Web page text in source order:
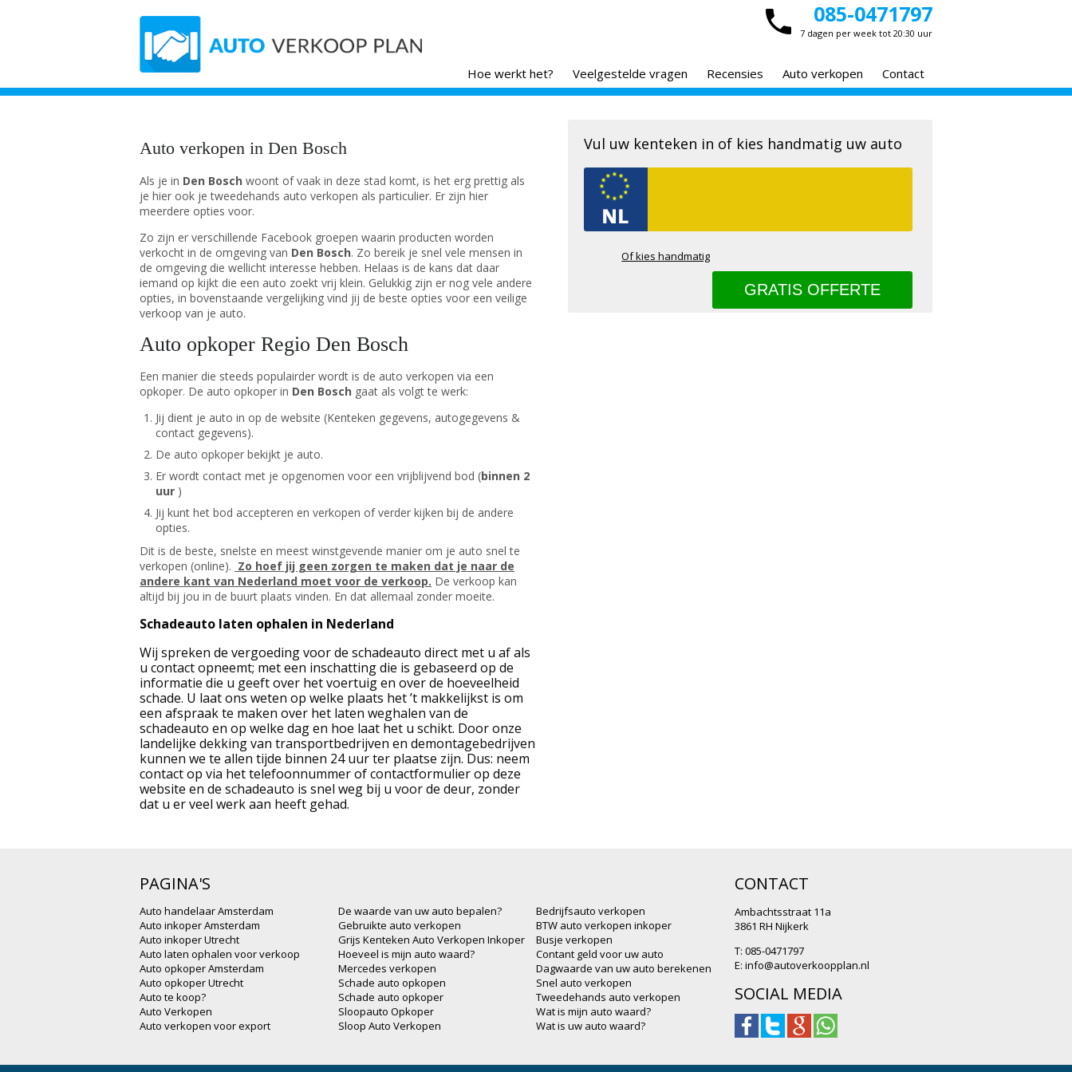
085-0471797
7 dagen per week tot 20:30 uur
Hoe werkt het? Veelgestelde vragen Recensies Auto verkopen Contact
Auto verkopen in Den Bosch
Als je in Den Bosch woont of vaak in deze stad komt, is het erg prettig als
je hier ook je tweedehands auto verkopen als particulier. Er zijn hier
meerdere opties voor.
Zo zijn er verschillende Facebook groepen waarin producten worden
verkocht in de omgeving van Den Bosch. Zo bereik je snel vele mensen in
de omgeving die wellicht interesse hebben. Helaas is de kans dat daar
iemand op kijkt die een auto zoekt vrij klein. Gelukkig zijn er nog vele andere
opties, in bovenstaande vergelijking vind jij de beste opties voor een veilige
verkoop van je auto.
Auto opkoper Regio Den Bosch
Een manier die steeds populairder wordt is de auto verkopen via een
opkoper. De auto opkoper in Den Bosch gaat als volgt te werk:
Jij dient je auto in op de website (Kenteken gegevens, autogegevens &
contact gegevens).
De auto opkoper bekijkt je auto.
Er wordt contact met je opgenomen voor een vrijblijvend bod (binnen 2
uur )
Jij kunt het bod accepteren en verkopen of verder kijken bij de andere
opties.
Dit is de beste, snelste en meest winstgevende manier om je auto snel te
verkopen (online). Zo hoef jij geen zorgen te maken dat je naar de
andere kant van Nederland moet voor de verkoop. De verkoop kan
altijd bij jou in de buurt plaats vinden. En dat allemaal zonder moeite.
Schadeauto laten ophalen in Nederland
Wij spreken de vergoeding voor de schadeauto direct met u af als
u contact opneemt; met een inschatting die is gebaseerd op de
informatie die u geeft over het voertuig en over de hoeveelheid
schade. U laat ons weten op welke plaats het ’t makkelijkst is om
een afspraak te maken over het laten weghalen van de
schadeauto en op welke dag en hoe laat het u schikt. Door onze
landelijke dekking van transportbedrijven en demontagebedrijven
kunnen we te allen tijde binnen 24 uur ter plaatse zijn. Dus: neem
contact op via het telefoonnummer of contactformulier op deze
website en de schadeauto is snel weg bij u voor de deur, zonder
dat u er veel werk aan heeft gehad.
Vul uw kenteken in of kies handmatig uw auto
Of kies handmatig
PAGINA'S
Auto handelaar Amsterdam
Auto inkoper Amsterdam
Auto inkoper Utrecht
Auto laten ophalen voor verkoop
Auto opkoper Amsterdam
Auto opkoper Utrecht
Auto te koop?
Auto Verkopen
Auto verkopen voor export
De waarde van uw auto bepalen?
Gebruikte auto verkopen
Grijs Kenteken Auto Verkopen Inkoper
Hoeveel is mijn auto waard?
Mercedes verkopen
Schade auto opkopen
Schade auto opkoper
Sloopauto Opkoper
Sloop Auto Verkopen
Bedrijfsauto verkopen
BTW auto verkopen inkoper
Busje verkopen
Contant geld voor uw auto
Dagwaarde van uw auto berekenen
Snel auto verkopen
Tweedehands auto verkopen
Wat is mijn auto waard?
Wat is uw auto waard?
CONTACT
Ambachtsstraat 11a
3861 RH Nijkerk
T: 085-0471797
E: info@autoverkoopplan.nl
SOCIAL MEDIA